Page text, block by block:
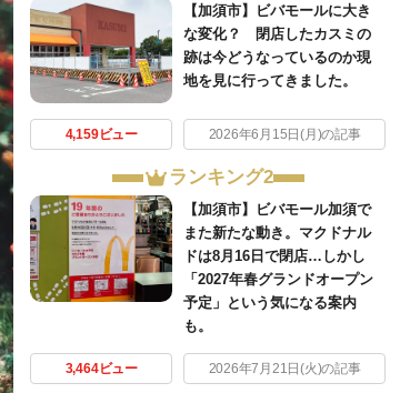
【加須市】ビバモールに大き
な変化？ 閉店したカスミの
跡は今どうなっているのか現
地を見に行ってきました。
4,159ビュー 2026年6月15日(月)の記事
ランキング2
【加須市】ビバモール加須で
また新たな動き。マクドナル
ドは8月16日で閉店…しかし
「2027年春グランドオープン
予定」という気になる案内
も。
3,464ビュー 2026年7月21日(火)の記事